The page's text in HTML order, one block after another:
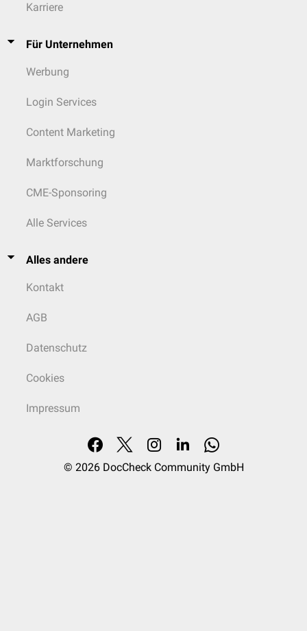
Karriere
Für Unternehmen
Werbung
Login Services
Content Marketing
Marktforschung
CME-Sponsoring
Alle Services
Alles andere
Kontakt
AGB
Datenschutz
Cookies
Impressum
© 2026 DocCheck Community GmbH